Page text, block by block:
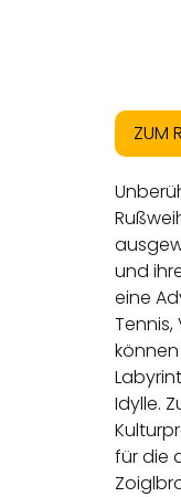
ZUM
und
eine
Idylle.
für die